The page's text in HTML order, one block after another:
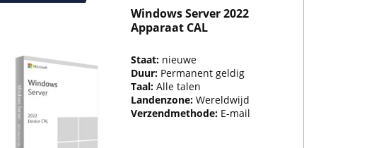
Windows Server 2022
Apparaat CAL
Staat: nieuwe
Duur: Permanent geldig
Taal:Alle talen
Landenzone:Wereldwijd
Verzendmethode: E-mail